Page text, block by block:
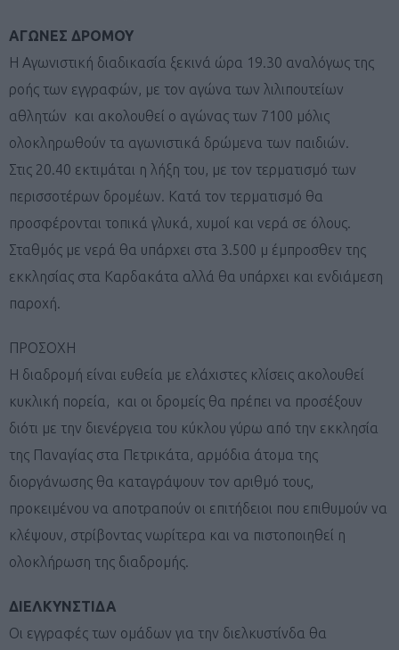
ΑΓΩΝΕΣ ΔΡΟΜΟΥ
Η Αγωνιστική διαδικασία ξεκινά ώρα 19.30 αναλόγως της
ροής των εγγραφών, με τον αγώνα των λιλιπουτείων
αθλητών
και ακολουθεί ο αγώνας των 7100 μόλις
ολοκληρωθούν τα αγωνιστικά δρώμενα των παιδιών.
Στις 20.40 εκτιμάται η λήξη του, με τον τερματισμό των
περισσοτέρων δρομέων. Κατά τον τερματισμό θα
προσφέρονται τοπικά γλυκά, χυμοί και νερά σε όλους.
Σταθμός με νερά θα υπάρχει στα 3.500 μ έμπροσθεν της
εκκλησίας στα Καρδακάτα αλλά θα υπάρχει και ενδιάμεση
παροχή.
ΠΡΟΣΟΧΗ
Η διαδρομή είναι ευθεία με ελάχιστες κλίσεις ακολουθεί
κυκλική πορεία,
και οι δρομείς θα πρέπει να προσέξουν
διότι με την διενέργεια του κύκλου γύρω από την εκκλησία
της Παναγίας στα Πετρικάτα, αρμόδια άτομα της
διοργάνωσης θα καταγράψουν τον αριθμό τους,
προκειμένου να αποτραπούν οι επιτήδειοι που επιθυμούν να
κλέψουν, στρίβοντας νωρίτερα και να πιστοποιηθεί η
ολοκλήρωση της διαδρομής.
ΔΙΕΛΚΥΝΣΤΙΔΑ
Οι εγγραφές των ομάδων για την διελκυστίνδα θα